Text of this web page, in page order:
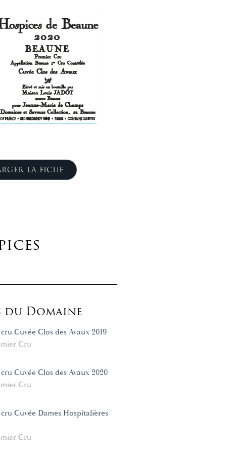
LA FICHE
du Domaine
Cuvée Clos des Avaux 2019
Cru
Cuvée Clos des Avaux 2020
Cru
Cuvée Dames Hospitalières
Cru